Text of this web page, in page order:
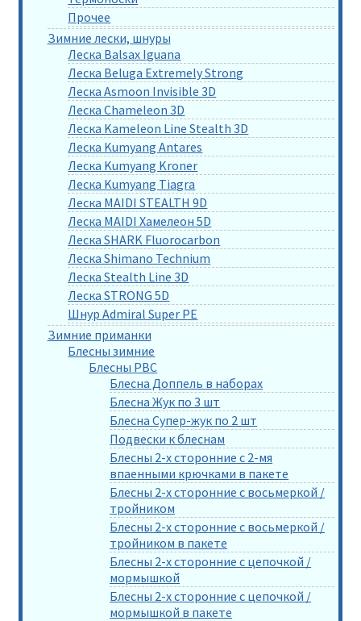
Прочее
Зимние лески, шнуры
Леска Balsax Iguana
Леска Beluga Extremely Strong
Леска Asmoon Invisible 3D
Леска Chameleon 3D
Леска Kameleon Line Stealth 3D
Леска Kumyang Antares
Леска Kumyang Kroner
Леска Kumyang Tiagra
Леска MAIDI STEALTH 9D
Леска MAIDI Хамелеон 5D
Леска SHARK Fluorocarbon
Леска Shimano Technium
Леска Stealth Line 3D
Леска STRONG 5D
Шнур Admiral Super PE
Зимние приманки
Блесны зимние
Блесны РВС
Блесна Доппель в наборах
Блесна Жук по 3 шт
Блесна Супер-жук по 2 шт
Подвески к блеснам
Блесны 2-х сторонние с 2-мя
впаенными крючками в пакете
Блесны 2-х сторонние с восьмеркой /
тройником
Блесны 2-х сторонние с восьмеркой /
тройником в пакете
Блесны 2-х сторонние с цепочкой /
мормышкой
Блесны 2-х сторонние с цепочкой /
мормышкой в пакете